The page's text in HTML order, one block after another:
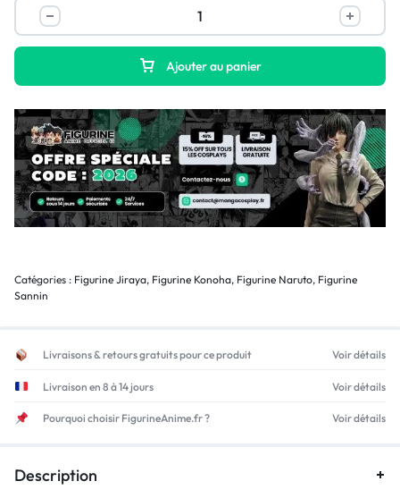
Ajouter au panier
Catégories : Figurine Jiraya, Figurine Konoha, Figurine Naruto, Figurine
Sannin
Livraisons & retours gratuits pour ce produit Voir détails
Livraison en 8 à 14 jours Voir détails
Pourquoi choisir FigurineAnime.fr ? Voir détails
Description